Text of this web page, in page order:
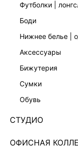
футболки |
боди
нижнее белье |
аксессуары
бижутерия
сумки
обувь
СТУДИО
ОФИСНАЯ
КОЛЛЕКЦИЯ СТУДИО
ПЛАТЬЕ МИНИ С
8 999 ₽